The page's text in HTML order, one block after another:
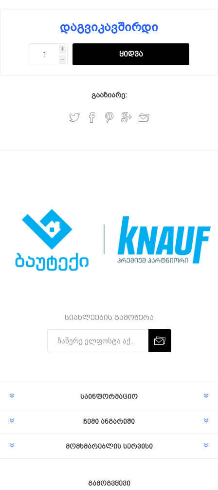
დაგვიკავშირდი
i
h
გააზიარე:
სიახლეების გამოწერა
საინფორმაციო
ჩემი ანგარიში
მომხმარებლის სერვისი
გამოგვყევი